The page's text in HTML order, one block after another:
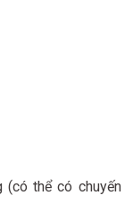
thể có chuyến